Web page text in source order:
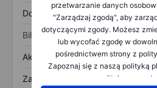
przetwarzanie danych
"Zarządzaj zgodą", aby
dotyczącymi zgody. Możesz
lub wycofać zgodę w
pośrednictwem strony z
Zapoznaj się z naszą polityką
polityką
Dochód netto
Bilans
Aktywa ogółem
Zadłużenie ogółem